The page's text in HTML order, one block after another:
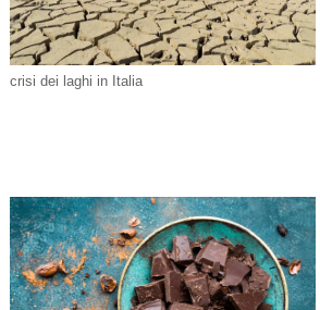
crisi dei laghi in Italia